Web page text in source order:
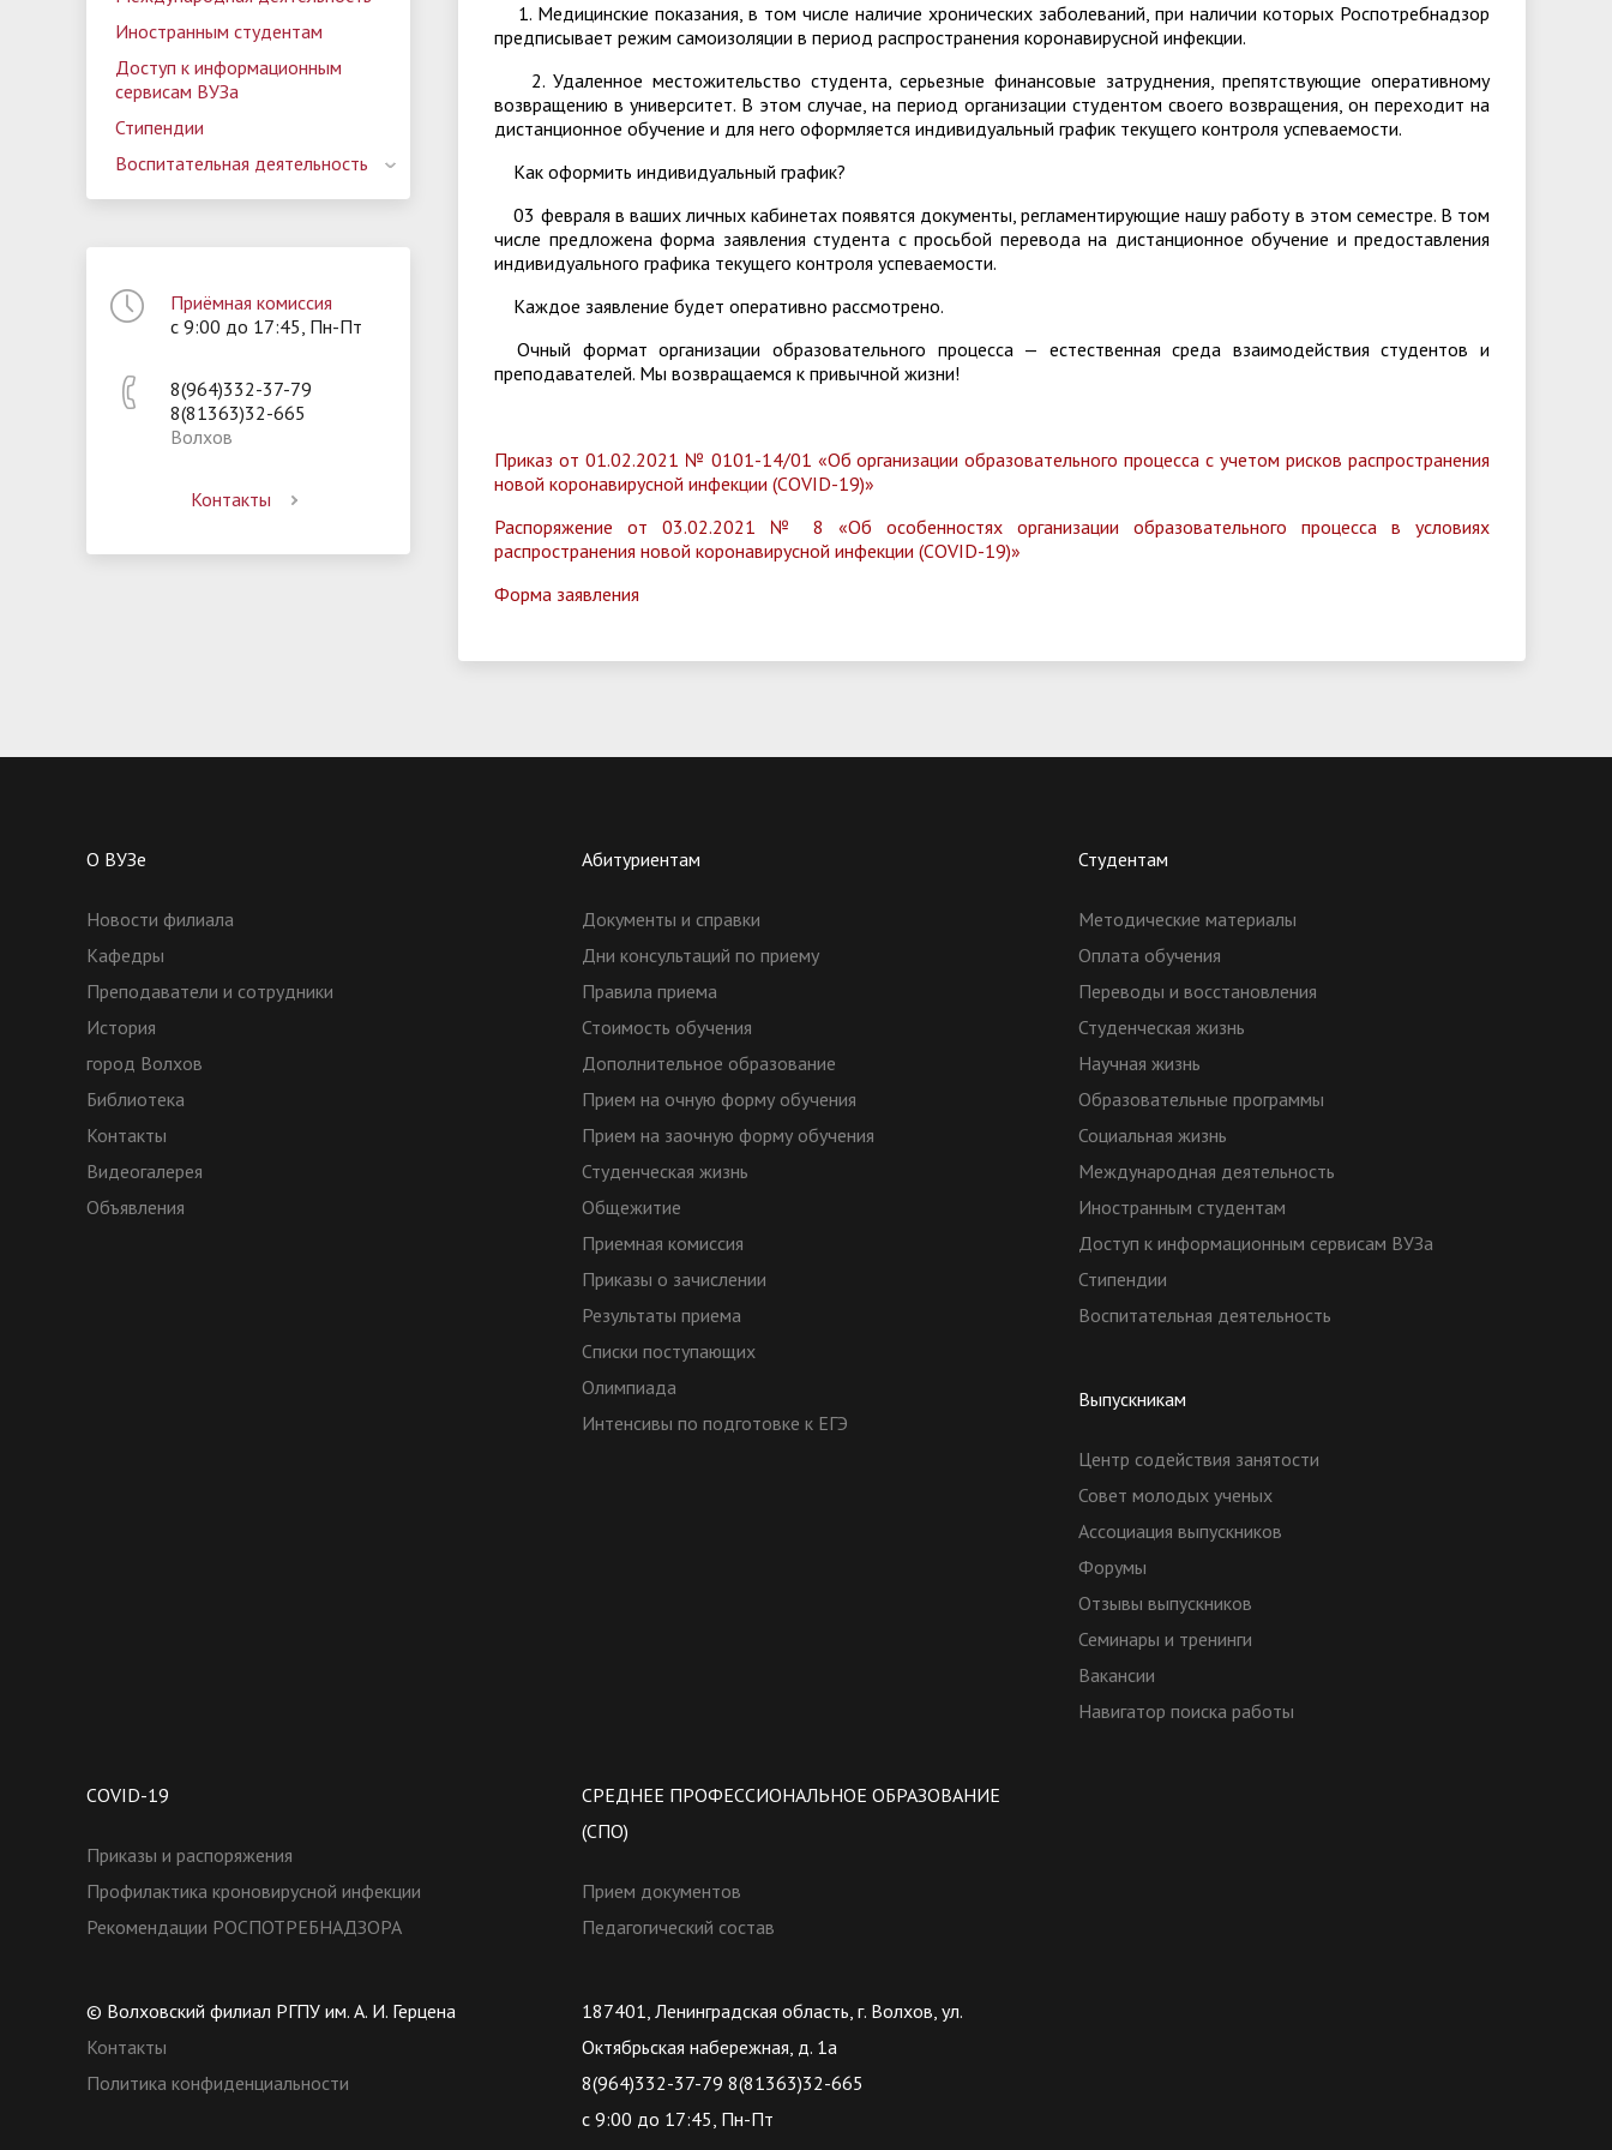
Иностранным студентам
Доступ к информационным
сервисам ВУЗа
Стипендии
Воспитательная деятельность
Приёмная комиссия
с 9:00 до 17:45, Пн-Пт
8(964)332-37-79
8(81363)32-665
Волхов
Контакты
1. Медицинские показания, в том числе наличие хронических заболеваний, при наличии которых Роспотребнадзор
предписывает режим самоизоляции в период распространения коронавирусной инфекции.
2. Удаленное местожительство студента, серьезные финансовые затруднения, препятствующие оперативному
возвращению в университет. В этом случае, на период организации студентом своего возвращения, он переходит на
дистанционное обучение и для него оформляется индивидуальный график текущего контроля успеваемости.
Как оформить индивидуальный график?
03 февраля в ваших личных кабинетах появятся документы, регламентирующие нашу работу в этом семестре. В том
числе предложена форма заявления студента с просьбой перевода на дистанционное обучение и предоставления
индивидуального графика текущего контроля успеваемости.
Каждое заявление будет оперативно рассмотрено.
Очный формат организации образовательного процесса — естественная среда взаимодействия студентов и
преподавателей. Мы возвращаемся к привычной жизни!
Приказ от 01.02.2021 № 0101-14/01 «Об организации образовательного процесса с учетом рисков распространения
новой коронавирусной инфекции (COVID-19)»
Распоряжение от 03.02.2021 № 8 «Об особенностях организации образовательного процесса в условиях
распространения новой коронавирусной инфекции (COVID-19)»
Форма заявления
О ВУЗе
Новости филиала
Кафедры
Преподаватели и сотрудники
История
город Волхов
Библиотека
Контакты
Видеогалерея
Объявления
Абитуриентам
Документы и справки
Дни консультаций по приему
Правила приема
Стоимость обучения
Дополнительное образование
Прием на очную форму обучения
Прием на заочную форму обучения
Студенческая жизнь
Общежитие
Приемная комиссия
Приказы о зачислении
Результаты приема
Списки поступающих
Олимпиада
Интенсивы по подготовке к ЕГЭ
Студентам
Методические материалы
Оплата обучения
Переводы и восстановления
Студенческая жизнь
Научная жизнь
Образовательные программы
Социальная жизнь
Международная деятельность
Иностранным студентам
Доступ к информационным сервисам ВУЗа
Стипендии
Воспитательная деятельность
Выпускникам
Центр содействия занятости
Совет молодых ученых
Ассоциация выпускников
Форумы
Отзывы выпускников
Семинары и тренинги
Вакансии
Навигатор поиска работы
COVID-19
Приказы и распоряжения
Профилактика кроновирусной инфекции
Рекомендации РОСПОТРЕБНАДЗОРА
СРЕДНЕЕ ПРОФЕССИОНАЛЬНОЕ ОБРАЗОВАНИЕ
(СПО)
Прием документов
Педагогический состав
© Волховский филиал РГПУ им. А. И. Герцена
Контакты
Политика конфиденциальности
187401, Ленинградская область, г. Волхов, ул.
Октябрьская набережная, д. 1а
8(964)332-37-79 8(81363)32-665
с 9:00 до 17:45, Пн-Пт